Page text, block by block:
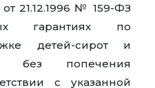
21.12.1996 № 159-ФЗ
гарантиях по
детей-сирот и
без попечения
с указанной